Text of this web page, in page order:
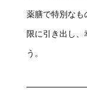
薬膳で特別なも
限に引き出し
う。